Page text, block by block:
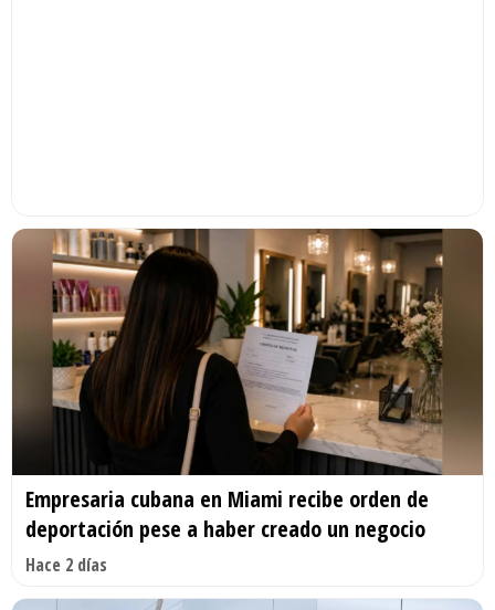
Empresaria cubana en Miami recibe orden de
deportación pese a haber creado un negocio
Hace 2 días